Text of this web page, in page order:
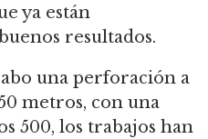
ya están
resultados.
una perforación a
metros, con una
500, los trabajos han